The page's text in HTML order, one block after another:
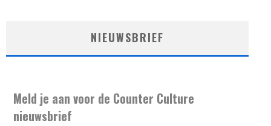
NIEUWSBRIEF
Meld je aan voor de Counter Culture
nieuwsbrief